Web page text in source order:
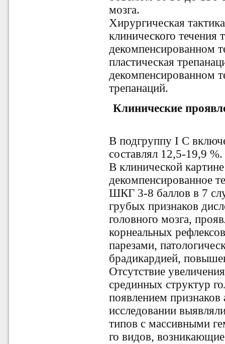
мозга.
Хирургическая
клинического
декомпенсированном
пластическая
декомпенсированном
трепанаций.
Клинические
В подгруппу I С
составлял 12,5-19,9 %.
В клинической
декомпенсированное
ШКГ 3-8 баллов в 7
грубых признаков
головного мозга,
корнеальных
парезами,
брадикардией,
Отсутствие
срединных структур
появлением
исследовании
типов c массивными
го видов,